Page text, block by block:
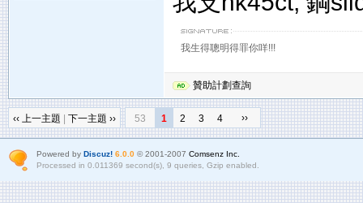
我生得聰明得罪你咩!!!
贊助計劃查詢
‹‹ 上一主題 下一主題 ›› 53 1 2 3 4 ››
Powered by Discuz! 6.0.0© 2001-2007 Comsenz Inc.
Processed in 0.011369 second(s), 9 queries, Gzip enabled.